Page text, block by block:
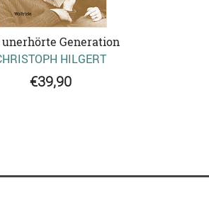
unerhörte Generation
HILGERT
€39,90